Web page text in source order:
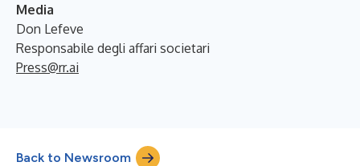
Media
Don Lefeve
Responsabile degli affari societari
Press@rr.ai
Back to Newsroom